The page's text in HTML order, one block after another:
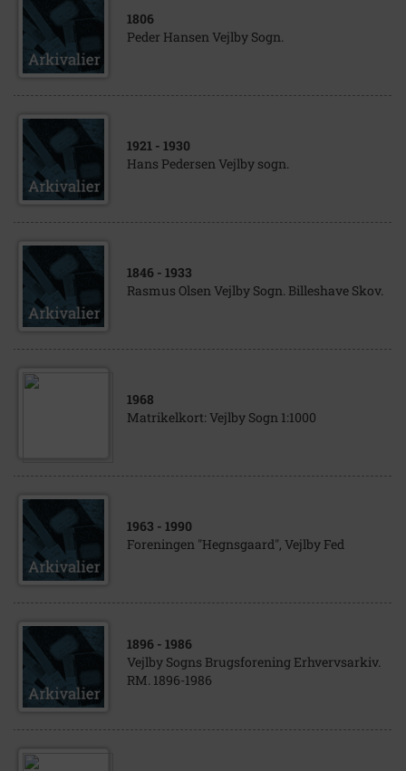
1806
Peder Hansen Vejlby Sogn.
1921 - 1930
Hans Pedersen Vejlby sogn.
1846 - 1933
Rasmus Olsen Vejlby Sogn. Billeshave Skov.
1968
Matrikelkort: Vejlby Sogn 1:1000
1963 - 1990
Foreningen "Hegnsgaard", Vejlby Fed
1896 - 1986
Vejlby Sogns Brugsforening Erhvervsarkiv.
RM. 1896-1986